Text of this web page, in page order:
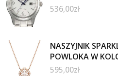
536,00zł
NASZYJNIK
POWLOKA W
595,00zł